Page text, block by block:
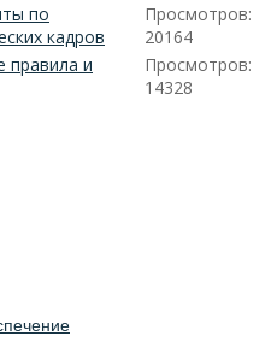
по
кадров
Просмотров:
20164
правила и
Просмотров:
14328